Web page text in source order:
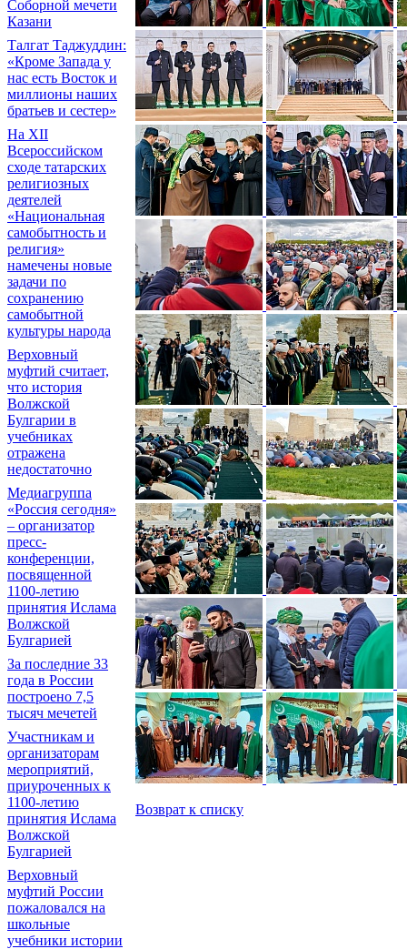
Соборной мечети
Казани
Талгат Таджуддин:
«Кроме Запада у
нас есть Восток и
миллионы наших
братьев и сестер»
На XII
Всероссийском
сходе татарских
религиозных
деятелей
«Национальная
самобытность и
религия»
намечены новые
задачи по
сохранению
самобытной
культуры народа
Верховный
муфтий считает,
что история
Волжской
Булгарии в
учебниках
отражена
недостаточно
Медиагруппа
«Россия сегодня»
– организатор
пресс-
конференции,
посвященной
1100-летию
принятия Ислама
Волжской
Булгарией
За последние 33
года в России
построено 7,5
тысяч мечетей
Участникам и
организаторам
мероприятий,
приуроченных к
1100-летию
принятия Ислама
Волжской
Булгарией
Верховный
муфтий России
пожаловался на
школьные
учебники истории
Возврат к списку